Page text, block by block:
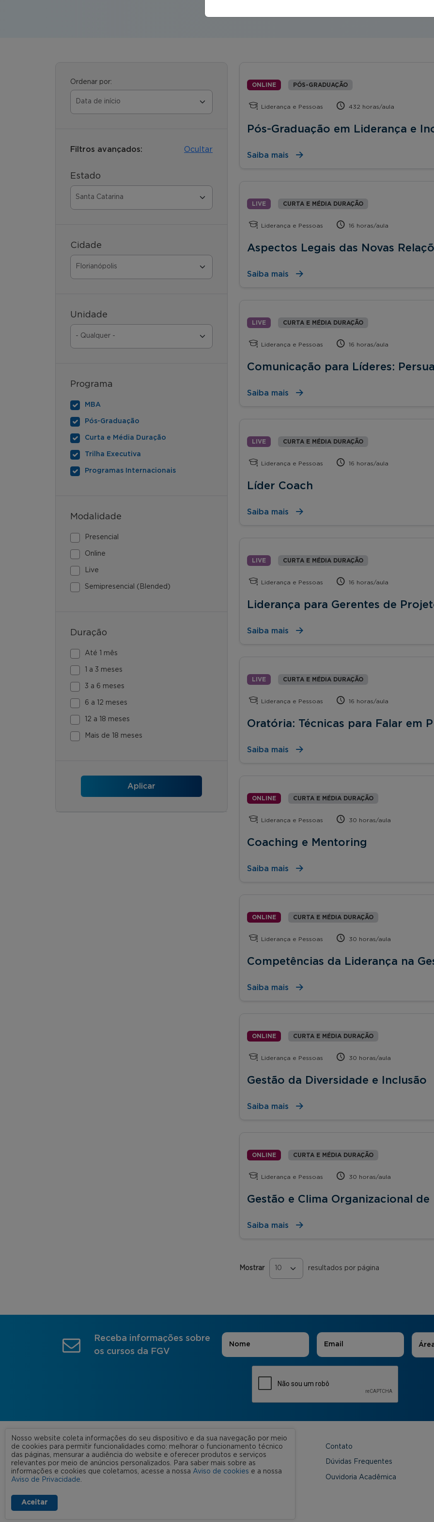
Ordenar por:
Filtros avançados: Ocultar
Estado
Cidade
Unidade
Programa
MBA
Pós-Graduação
Curta e Média Duração
Trilha Executiva
Programas Internacionais
Modalidade
Presencial
Online
Live
Semipresencial (Blended)
Duração
Até 1 mês
1 a 3 meses
3 a 6 meses
6 a 12 meses
12 a 18 meses
Mais de 18 meses
ONLINE PÓS-GRADUAÇÃO
Liderança e Pessoas 432 horas/aula
Pós-Graduação em Liderança e
Saiba mais
LIVE CURTA E MÉDIA DURAÇÃO
Liderança e Pessoas 16 horas/aula
Aspectos Legais das Novas
Saiba mais
LIVE CURTA E MÉDIA DURAÇÃO
Liderança e Pessoas 16 horas/aula
Comunicação para Líderes:
Saiba mais
LIVE CURTA E MÉDIA DURAÇÃO
Liderança e Pessoas 16 horas/aula
Líder Coach
Saiba mais
LIVE CURTA E MÉDIA DURAÇÃO
Liderança e Pessoas 16 horas/aula
Liderança para Gerentes de
Saiba mais
LIVE CURTA E MÉDIA DURAÇÃO
Liderança e Pessoas 16 horas/aula
Oratória: Técnicas para Falar em
Saiba mais
ONLINE CURTA E MÉDIA DURAÇÃO
Liderança e Pessoas 30 horas/aula
Coaching e Mentoring
Saiba mais
ONLINE CURTA E MÉDIA DURAÇÃO
Liderança e Pessoas 30 horas/aula
Competências da Liderança na
Saiba mais
ONLINE CURTA E MÉDIA DURAÇÃO
Liderança e Pessoas 30 horas/aula
Gestão da Diversidade e Inclusão
Saiba mais
ONLINE CURTA E MÉDIA DURAÇÃO
Liderança e Pessoas 30 horas/aula
Gestão e Clima Organizacional de
Saiba mais
Mostrar resultados por página
Páginas
Receba informações sobre
os cursos da FGV
Nome E-mail
FGV 2023 © Todos os direitos
reservados
Termos de uso
A FGV Contato
Nossas Unidades Dúvidas Frequentes
Ouvidoria Acadêmica
Nosso website coleta informações do seu dispositivo e da sua navegação por meio
de cookies para permitir funcionalidades como: melhorar o funcionamento técnico
das páginas, mensurar a audiência do website e oferecer produtos e serviços
relevantes por meio de anúncios personalizados. Para saber mais sobre as
informações e cookies que coletamos, acesse a nossa Aviso de cookies e a nossa
Aviso de Privacidade.
Aceitar